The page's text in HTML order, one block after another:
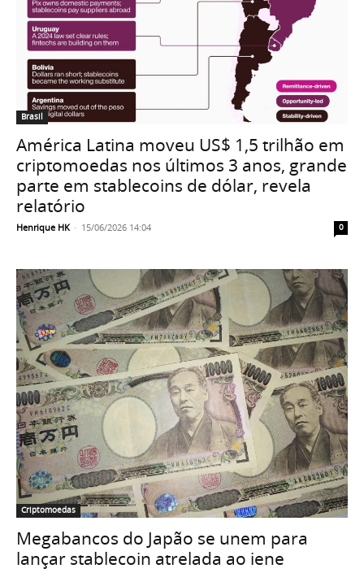
Brasil
América Latina moveu US$ 1,5 trilhão em
criptomoedas nos últimos 3 anos, grande
parte em stablecoins de dólar, revela
relatório
Henrique HK - 15/06/2026 14:04 0
Criptomoedas
Megabancos do Japão se unem para
lançar stablecoin atrelada ao iene